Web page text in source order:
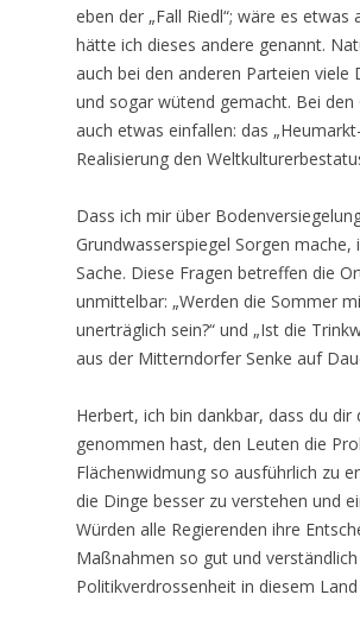
eben der „Fall Riedl“; wäre es etwas
hätte ich dieses andere genannt.
auch bei den anderen Parteien viele
und sogar wütend gemacht. Bei
auch etwas einfallen: das
Realisierung den
Dass ich mir über
Grundwasserspiegel Sorgen mache,
Sache. Diese Fragen betreffen die
unmittelbar: „Werden die Sommer
unerträglich sein?“ und „Ist die
aus der Mitterndorfer Senke auf
Herbert, ich bin dankbar, dass du dir
genommen hast, den Leuten die
Flächenwidmung so ausführlich zu
die Dinge besser zu verstehen und
Würden alle Regierenden ihre
Maßnahmen so gut und
Politikverdrossenheit in diesem